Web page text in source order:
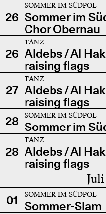
26
SOMMER IM SÜDPOL
Sommer im
Chor Obernau
26
TANZ
Aldebs / Al
raising flags
27
TANZ
Aldebs / Al
raising flags
28
SOMMER IM SÜDPOL
Sommer im
28
TANZ
Aldebs / Al
raising flags
01 SOMMER IM SÜDPOL
Sommer-Slam